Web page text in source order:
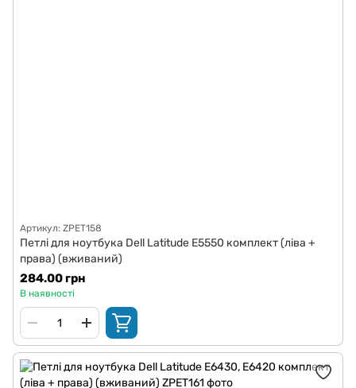
Артикул: ZPET158
Петлі для ноутбука Dell Latitude E5550 комплект (ліва +
права) (вживаний)
284.00 грн
В наявності